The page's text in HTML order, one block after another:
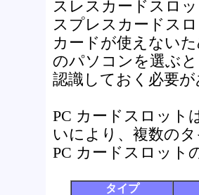
スレスカードスロ
スプレスカードス
カードが使えない
のパソコンを選ぶ
認識しておく必要が
PC カードスロット
いにより、複数の
PC カードスロット
タイプ